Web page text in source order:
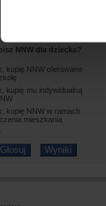
NNW dla dziecka?
kupię NNW oferowane
kupię mu indywidualną
kupię NNW w ramach
mieszkania